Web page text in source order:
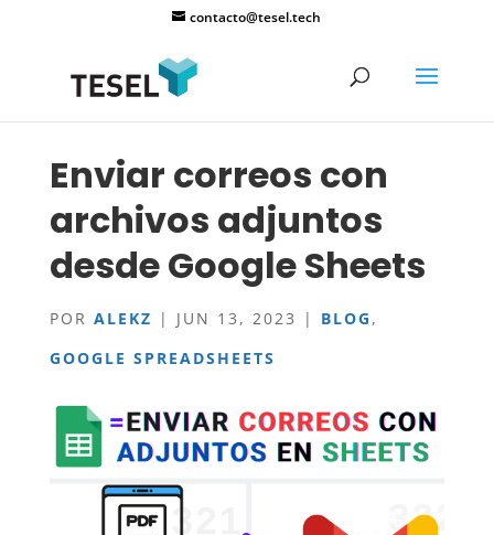
contacto@tesel.tech
Enviar correos con
archivos adjuntos
desde Google Sheets
POR ALEKZ | JUN 13, 2023 | BLOG ,
GOOGLE SPREADSHEETS